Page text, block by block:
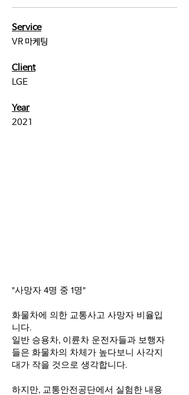
Service
VR 마케팅
Client
LGE
Year
2021
"사망자 4명 중 1명"
화물차에 의한 교통사고 사망자 비율입
니다.
일반 승용차, 이륜차 운전자들과 보행자
들은 화물차의 차체가 높다보니 사각지
대가 작을 것으로 생각합니다.
하지만, 교통안전공단에서 실험한 내용